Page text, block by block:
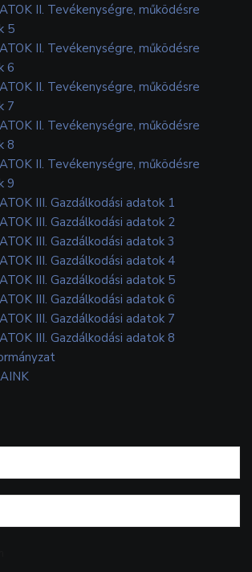
II. Tevékenységre, működésre
5
II. Tevékenységre, működésre
6
II. Tevékenységre, működésre
7
II. Tevékenységre, működésre
8
II. Tevékenységre, működésre
9
III. Gazdálkodási adatok 1
III. Gazdálkodási adatok 2
III. Gazdálkodási adatok 3
III. Gazdálkodási adatok 4
III. Gazdálkodási adatok 5
III. Gazdálkodási adatok 6
III. Gazdálkodási adatok 7
III. Gazdálkodási adatok 8